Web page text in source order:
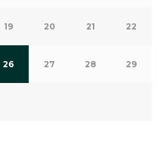
19 20 21 22
26 27 28 29